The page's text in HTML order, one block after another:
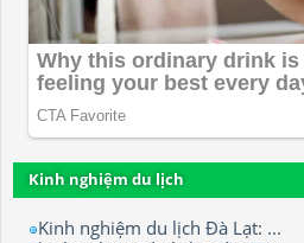
Kinh nghiệm du lịch
Kinh nghiệm du lịch Đà Lạt: ...